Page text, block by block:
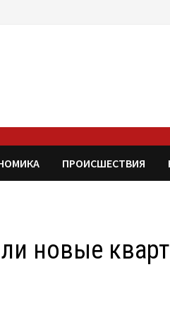
ПРОИСШЕСТВИЯ
новые